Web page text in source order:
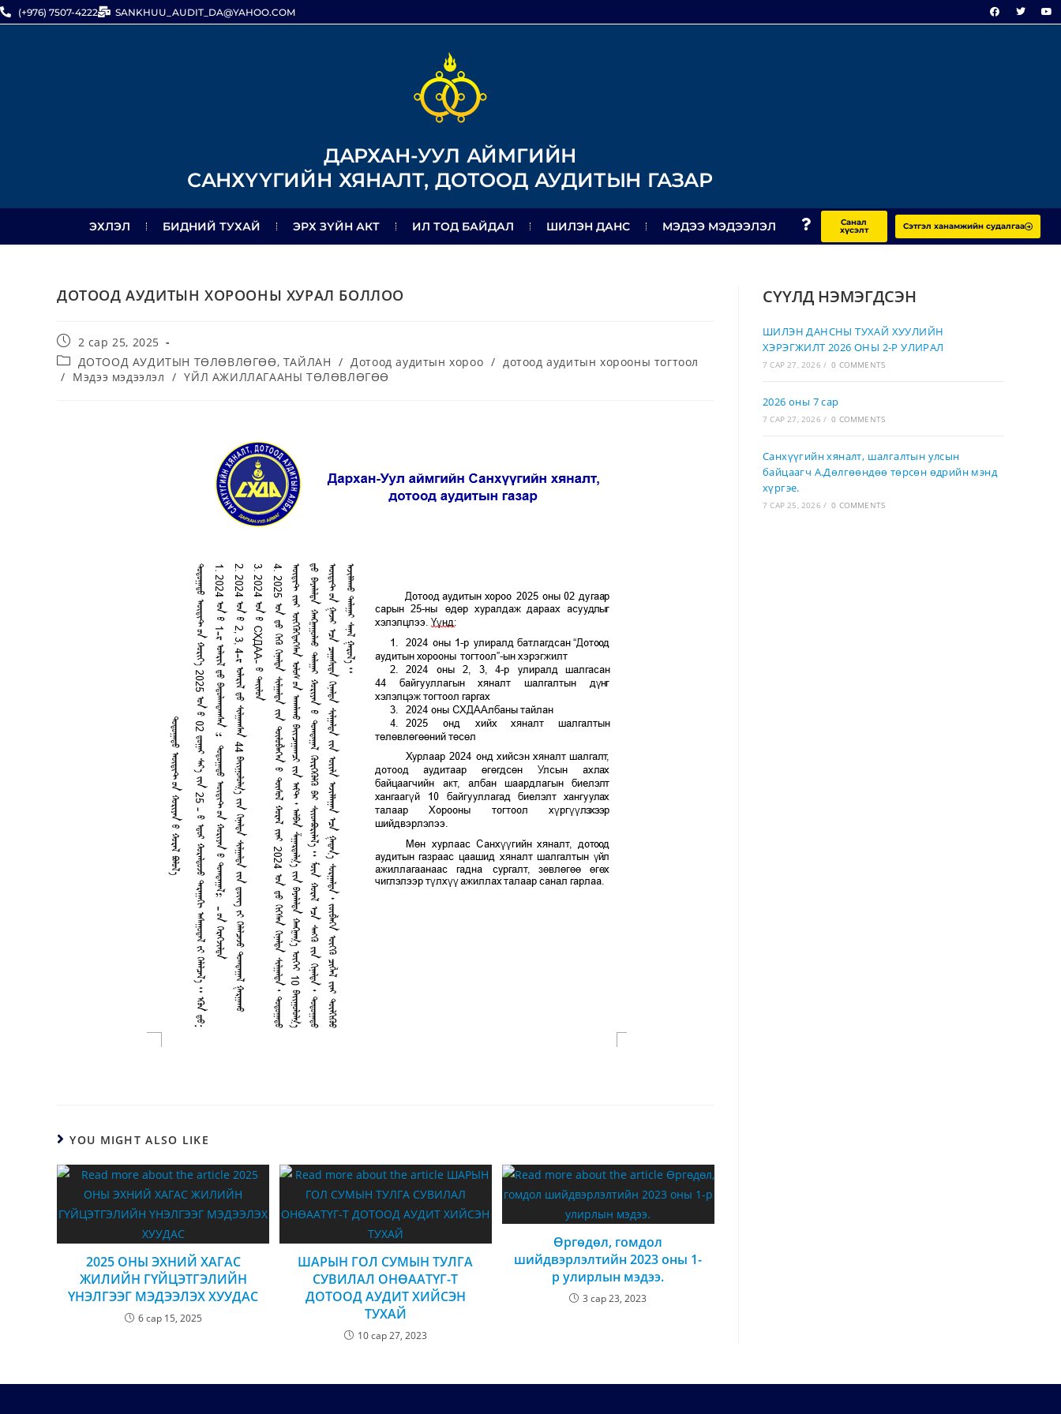
(+976) 7507-4222 SANKHUU_AUDIT_DA@YAHOO.COM
ДАРХАН-УУЛ АЙМГИЙН
САНХҮҮГИЙН ХЯНАЛТ, ДОТООД АУДИТЫН ГАЗАР
ЭХЛЭЛ БИДНИЙ ТУХАЙ ЭРХ ЗҮЙН АКТ ИЛ ТОД БАЙДАЛ ШИЛЭН ДАНС МЭДЭЭ МЭДЭЭЛЭЛ Санал
хүсэлт Сэтгэл ханамжийн судалгаа
ДОТООД АУДИТЫН ХОРООНЫ ХУРАЛ БОЛЛОО
2 сар 25, 2025
ДОТООД АУДИТЫН ТӨЛӨВЛӨГӨӨ, ТАЙЛАН / Дотоод аудитын хороо / дотоод аудитын хорооны тогтоол
/ Мэдээ мэдээлэл / ҮЙЛ АЖИЛЛАГААНЫ ТӨЛӨВЛӨГӨӨ
YOU MIGHT ALSO LIKE
2025 ОНЫ ЭХНИЙ ХАГАС
ЖИЛИЙН ГҮЙЦЭТГЭЛИЙН
ҮНЭЛГЭЭГ МЭДЭЭЛЭХ ХУУДАС
6 сар 15, 2025
ШАРЫН ГОЛ СУМЫН ТУЛГА
СУВИЛАЛ ОНӨААТҮГ-Т
ДОТООД АУДИТ ХИЙСЭН
ТУХАЙ
10 сар 27, 2023
Өргөдөл, гомдол
шийдвэрлэлтийн 2023 оны 1-
р улирлын мэдээ.
3 сар 23, 2023
СҮҮЛД НЭМЭГДСЭН
ШИЛЭН ДАНСНЫ ТУХАЙ ХУУЛИЙН
ХЭРЭГЖИЛТ 2026 ОНЫ 2-Р УЛИРАЛ
7 САР 27, 2026 / 0 COMMENTS
2026 оны 7 сар
7 САР 27, 2026 / 0 COMMENTS
Санхүүгийн хяналт, шалгалтын улсын
байцаагч А.Дөлгөөндөө төрсөн өдрийн мэнд
хүргэе.
7 САР 25, 2026 / 0 COMMENTS